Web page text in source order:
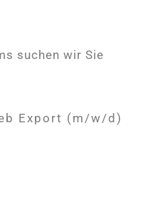
suchen wir Sie
Export (m/w/d)